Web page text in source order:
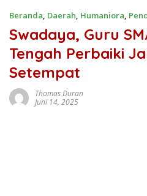
Beranda, Daerah, Humaniora,
Swadaya, Guru
Tengah Perbaiki
Setempat
Thomas Duran
Juni 14, 2025